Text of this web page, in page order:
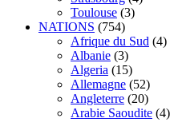
Toulouse (3)
NATIONS (754)
Afrique du Sud (4)
Albanie (3)
Algeria (15)
Allemagne (52)
Angleterre (20)
Arabie Saoudite (4)